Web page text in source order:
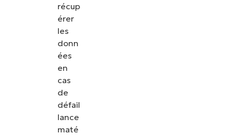
récup
érer
les
donn
ées
en
cas
de
défail
lance
maté